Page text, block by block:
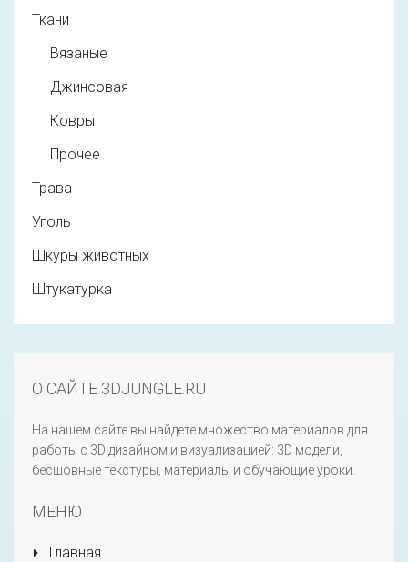
Ткани
Вязаные
Джинсовая
Ковры
Прочее
Трава
Уголь
Шкуры животных
Штукатурка
О САЙТЕ 3DJUNGLE.RU
На нашем сайте вы найдете множество материалов для
работы с 3D дизайном и визуализацией: 3D модели,
бесшовные текстуры, материалы и обучающие уроки.
МЕНЮ
Главная